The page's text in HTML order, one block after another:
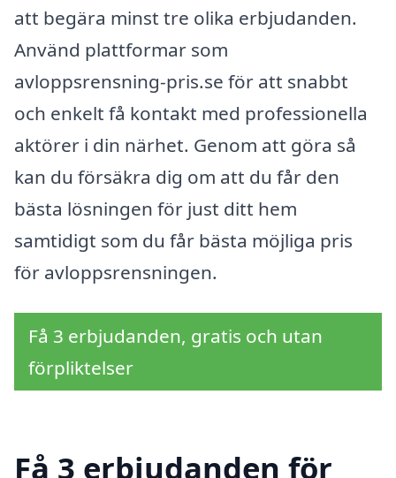
att begära minst tre olika erbjudanden.
Använd plattformar som
avloppsrensning-pris.se för att snabbt
och enkelt få kontakt med professionella
aktörer i din närhet. Genom att göra så
kan du försäkra dig om att du får den
bästa lösningen för just ditt hem
samtidigt som du får bästa möjliga pris
för avloppsrensningen.
Få 3 erbjudanden, gratis och utan
förpliktelser
Få 3 erbjudanden för